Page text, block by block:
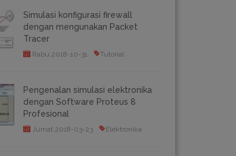
Simulasi konfigurasi firewall
dengan mengunakan Packet
Tracer
Rabu,2018-10-31 Tutorial
Pengenalan simulasi elektronika
dengan Software Proteus 8
Profesional
Jumat,2018-03-23 Elektronika